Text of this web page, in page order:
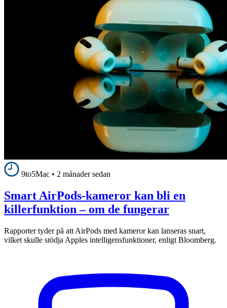
9to5Mac • 2 månader sedan
Smart AirPods-kameror kan bli en
killerfunktion – om de fungerar
Rapporter tyder på att AirPods med kameror kan lanseras snart,
vilket skulle stödja Apples intelligensfunktioner, enligt Bloomberg.